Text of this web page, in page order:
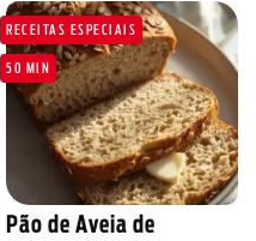
RECEITAS ESPECIAIS
50 MIN
Pão de Aveia de